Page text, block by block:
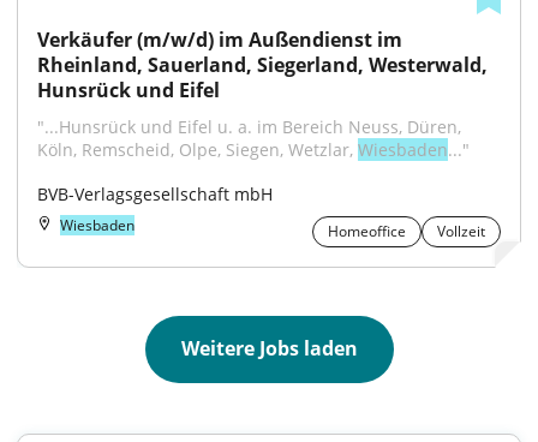
Verkäufer (m/w/d) im Außendienst im
Rheinland, Sauerland, Siegerland, Westerwald,
Hunsrück und Eifel
"...Hunsrück und Eifel u. a. im Bereich Neuss, Düren,
Köln, Remscheid, Olpe, Siegen, Wetzlar, Wiesbaden..."
BVB-Verlagsgesellschaft mbH
Wiesbaden Homeoffice Vollzeit
Weitere Jobs laden